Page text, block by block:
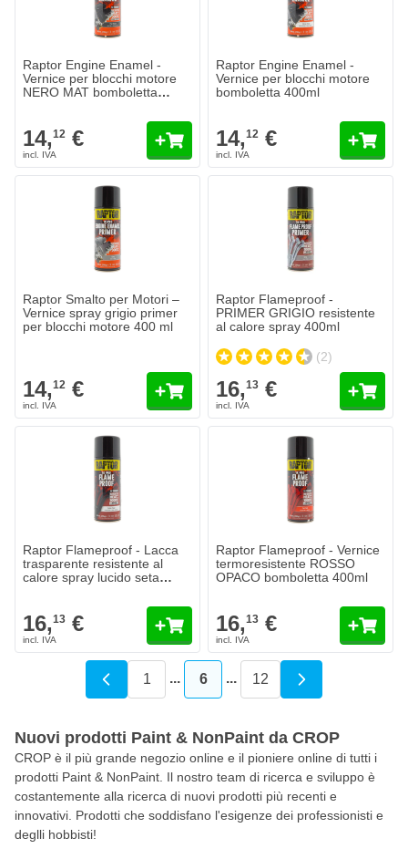
Raptor Engine Enamel -
Vernice per blocchi motore
NERO MAT bomboletta
14,12 €
Raptor Engine Enamel -
Vernice per blocchi motore
bomboletta 400ml
14,12 €
Raptor Smalto per Motori –
Vernice spray grigio primer
per blocchi motore 400 ml
14,12 €
Raptor Flameproof -
PRIMER GRIGIO resistente
al calore spray 400ml
(2)
16,13 €
Raptor Flameproof - Lacca
trasparente resistente al
calore spray lucido seta
16,13 €
Raptor Flameproof - Vernice
termoresistente ROSSO
OPACO bomboletta 400ml
16,13 €
Pagina
1 ... Attualmente stai leggendo la
6 ... Pagina
12
Nuovi prodotti Paint & NonPaint da CROP
CROP è il più grande negozio online e il pioniere online di tutti i
prodotti Paint & NonPaint. Il nostro team di ricerca e sviluppo è
costantemente alla ricerca di nuovi prodotti più recenti e
innovativi. Prodotti che soddisfano l'esigenze dei professionisti e
deglli hobbisti!